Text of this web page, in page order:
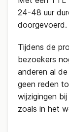
24-48 uur
doorgevoerd.
Tijdens de
bezoekers
anderen al
geen reden
wijzigingen
zoals in het